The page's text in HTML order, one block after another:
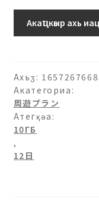
ахыԥхьаӡара
Акаҵкәыр ахь
Ахьӡ:
Акатегориа:
周遊プラン
Атегқәа:
10ГБ
,
12日